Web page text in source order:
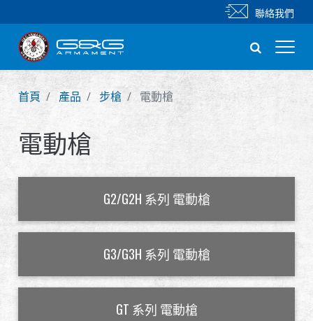
新產品
步槍
手槍
射擊訓練系列
聯絡我們
首頁 產品 步槍 電動槍
電動槍
G2/G2H 系列 電動槍
G3/G3H 系列 電動槍
GT 系列 電動槍